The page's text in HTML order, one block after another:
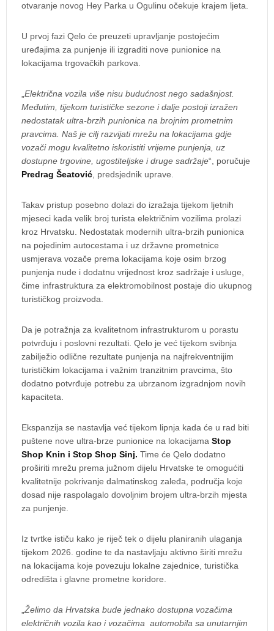
otvaranje novog Hey Parka u Ogulinu očekuje krajem ljeta.
U prvoj fazi Qelo će preuzeti upravljanje postojećim
uređajima za punjenje ili izgraditi nove punionice na
lokacijama trgovačkih parkova.
„Električna vozila više nisu budućnost nego sadašnjost.
Međutim, tijekom turističke sezone i dalje postoji izražen
nedostatak ultra-brzih punionica na brojnim prometnim
pravcima. Naš je cilj razvijati mrežu na lokacijama gdje
vozači mogu kvalitetno iskoristiti vrijeme punjenja, uz
dostupne trgovine, ugostiteljske i druge sadržaje“, poručuje
Predrag Šeatović, predsjednik uprave.
Takav pristup posebno dolazi do izražaja tijekom ljetnih
mjeseci kada velik broj turista električnim vozilima prolazi
kroz Hrvatsku. Nedostatak modernih ultra-brzih punionica
na pojedinim autocestama i uz državne prometnice
usmjerava vozače prema lokacijama koje osim brzog
punjenja nude i dodatnu vrijednost kroz sadržaje i usluge,
čime infrastruktura za elektromobilnost postaje dio ukupnog
turističkog proizvoda.
Da je potražnja za kvalitetnom infrastrukturom u porastu
potvrđuju i poslovni rezultati. Qelo je već tijekom svibnja
zabilježio odlične rezultate punjenja na najfrekventnijim
turističkim lokacijama i važnim tranzitnim pravcima, što
dodatno potvrđuje potrebu za ubrzanom izgradnjom novih
kapaciteta.
Ekspanzija se nastavlja već tijekom lipnja kada će u rad biti
puštene nove ultra-brze punionice na lokacijama Stop
Shop Knin i Stop Shop Sinj. Time će Qelo dodatno
proširiti mrežu prema južnom dijelu Hrvatske te omogućiti
kvalitetnije pokrivanje dalmatinskog zaleđa, područja koje
dosad nije raspolagalo dovoljnim brojem ultra-brzih mjesta
za punjenje.
Iz tvrtke ističu kako je riječ tek o dijelu planiranih ulaganja
tijekom 2026. godine te da nastavljaju aktivno širiti mrežu
na lokacijama koje povezuju lokalne zajednice, turistička
odredišta i glavne prometne koridore.
„Želimo da Hrvatska bude jednako dostupna vozačima
električnih vozila kao i vozačima automobila sa unutarnjim